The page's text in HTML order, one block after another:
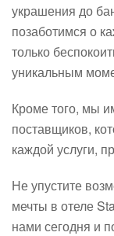
украшения до
позаботимся о
только
уникальным
Кроме того, мы
поставщиков,
каждой услуги,
Не упустите
мечты в отеле
нами сегодня и